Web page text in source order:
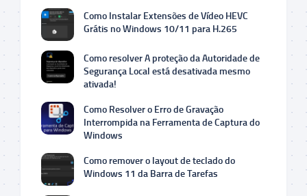
Como Instalar Extensões de Vídeo HEVC
Grátis no Windows 10/11 para H.265
Como resolver A proteção da Autoridade de
Segurança Local está desativada mesmo
ativada!
Como Resolver o Erro de Gravação
Interrompida na Ferramenta de Captura do
Windows
Como remover o layout de teclado do
Windows 11 da Barra de Tarefas